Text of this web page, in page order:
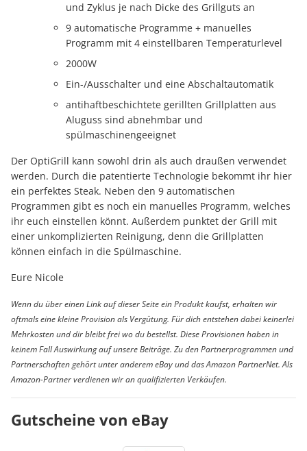
und Zyklus je nach Dicke des Grillguts an
9 automatische Programme + manuelles
Programm mit 4 einstellbaren Temperaturlevel
2000W
Ein-/Ausschalter und eine Abschaltautomatik
antihaftbeschichtete gerillten Grillplatten aus
Aluguss sind abnehmbar und
spülmaschinengeeignet
Der OptiGrill kann sowohl drin als auch draußen verwendet
werden. Durch die patentierte Technologie bekommt ihr hier
ein perfektes Steak. Neben den 9 automatischen
Programmen gibt es noch ein manuelles Programm, welches
ihr euch einstellen könnt. Außerdem punktet der Grill mit
einer unkomplizierten Reinigung, denn die Grillplatten
können einfach in die Spülmaschine.
Eure Nicole
Wenn du über einen Link auf dieser Seite ein Produkt kaufst, erhalten wir
oftmals eine kleine Provision als Vergütung. Für dich entstehen dabei keinerlei
Mehrkosten und dir bleibt frei wo du bestellst. Diese Provisionen haben in
keinem Fall Auswirkung auf unsere Beiträge. Zu den Partnerprogrammen und
Partnerschaften gehört unter anderem eBay und das Amazon PartnerNet. Als
Amazon-Partner verdienen wir an qualifizierten Verkäufen.
Gutscheine von eBay